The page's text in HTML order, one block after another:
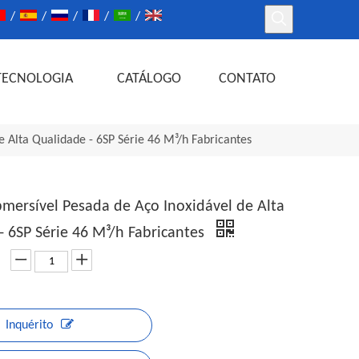
/ / / / /
CATÁLOGO CONTATO
Alta Qualidade - 6SP Série 46 M³/h Fabricantes
Pesada de Aço Inoxidável de Alta
6SP Série 46 M³/h Fabricantes
Inquérito